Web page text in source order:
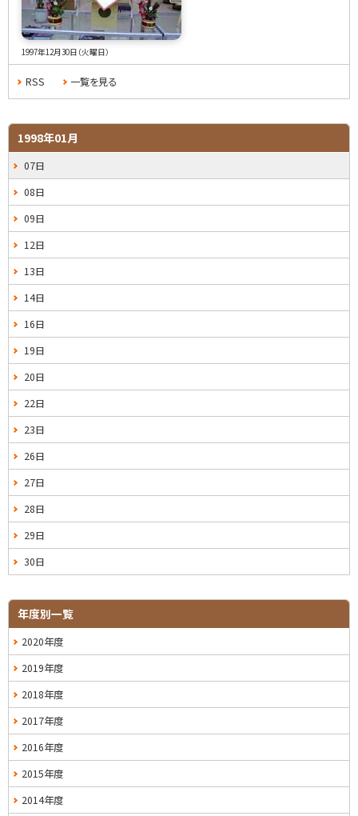
1997年12月30日（火曜日）
RSS 一覧を見る
1998年01月
07日
08日
09日
12日
13日
14日
16日
19日
20日
22日
23日
26日
27日
28日
29日
30日
年度別一覧
2020年度
2019年度
2018年度
2017年度
2016年度
2015年度
2014年度